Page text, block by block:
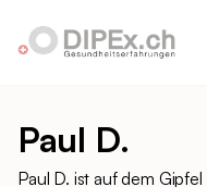
Paul D.
Paul D. ist auf dem